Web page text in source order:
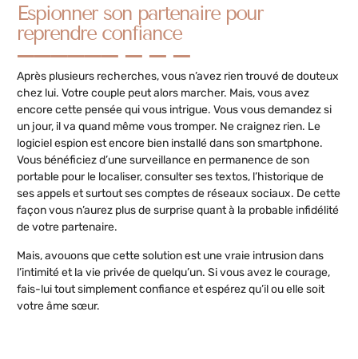
Espionner son partenaire pour
reprendre confiance
Après plusieurs recherches, vous n’avez rien trouvé de douteux
chez lui. Votre couple peut alors marcher. Mais, vous avez
encore cette pensée qui vous intrigue. Vous vous demandez si
un jour, il va quand même vous tromper. Ne craignez rien. Le
logiciel espion est encore bien installé dans son smartphone.
Vous bénéficiez d’une surveillance en permanence de son
portable pour le localiser, consulter ses textos, l’historique de
ses appels et surtout ses comptes de réseaux sociaux. De cette
façon vous n’aurez plus de surprise quant à la probable infidélité
de votre partenaire.
Mais, avouons que cette solution est une vraie intrusion dans
l’intimité et la vie privée de quelqu’un. Si vous avez le courage,
fais-lui tout simplement confiance et espérez qu’il ou elle soit
votre âme sœur.